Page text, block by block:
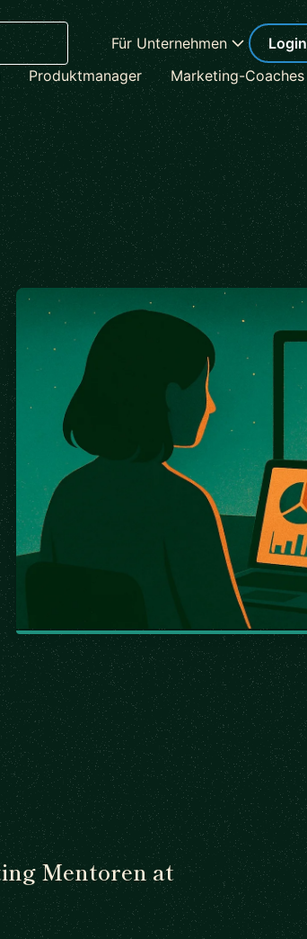
Für Unternehmen Login
Produktmanager Marketing-Coaches
Mentoren at